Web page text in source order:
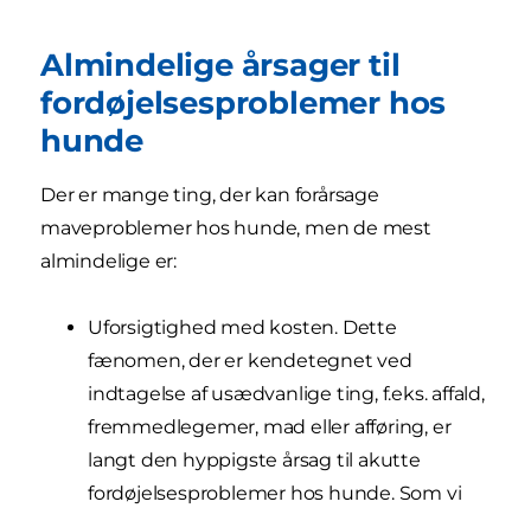
Almindelige årsager til
fordøjelsesproblemer hos
hunde
Der er mange ting, der kan forårsage
maveproblemer hos hunde, men de mest
almindelige er:
Uforsigtighed med kosten. Dette
fænomen, der er kendetegnet ved
indtagelse af usædvanlige ting, f.eks. affald,
fremmedlegemer, mad eller afføring, er
langt den hyppigste årsag til akutte
fordøjelsesproblemer hos hunde. Som vi